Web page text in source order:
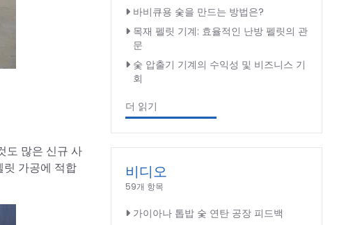
도 많은 신규 사
릿 가공에 적합
바비큐용 숯을 만드는 방법은?
목재 펠릿 기계: 효율적인 난방 펠릿의 관
문
숯 압출기 기계의 수익성 및 비즈니스 기
회
더 읽기
비디오
59개 항목
가이아나 톱밥 숯 연탄 공장 피드백